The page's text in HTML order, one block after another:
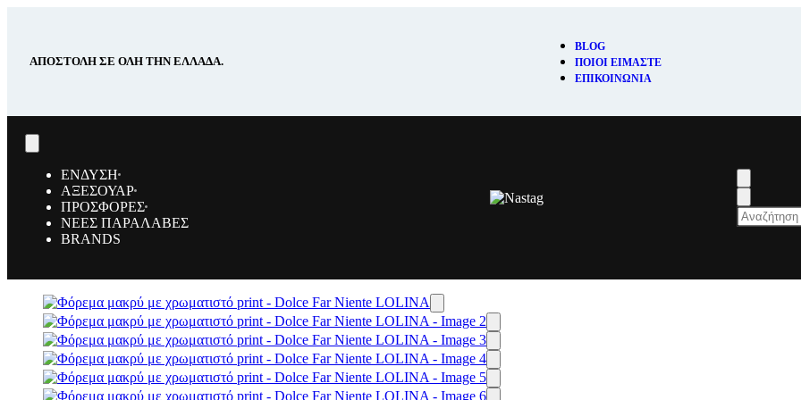
ΑΠΟΣΤΟΛΗ ΣΕ ΟΛΗ ΤΗΝ ΕΛΛΑΔΑ.
BLOG
ΠΟΙΟΊ ΕΊΜΑΣΤΕ
ΕΠΙΚΟΙΝΩΝΊΑ
ΕΝΔΥΣΗ
ΑΞΕΣΟΥΑΡ
ΠΡΟΣΦΟΡΕΣ
ΝΕΕΣ ΠΑΡΑΛΑΒΕΣ
BRANDS